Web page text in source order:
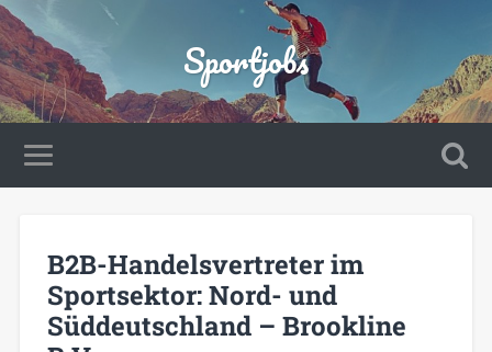
Sportjobs
B2B-Handelsvertreter im
Sportsektor: Nord- und
Süddeutschland – Brookline